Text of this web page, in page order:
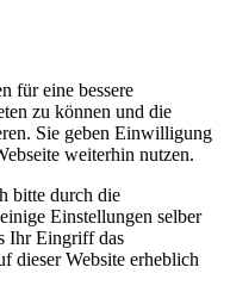
für eine bessere
zu können und die
Sie geben Einwilligung
weiterhin nutzen.
bitte durch die
Einstellungen selber
Ihr Eingriff das
dieser Website erheblich